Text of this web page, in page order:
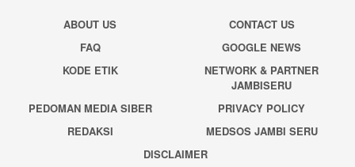
ABOUT US
CONTACT US
FAQ
GOOGLE NEWS
KODE ETIK
NETWORK & PARTNER
JAMBISERU
PEDOMAN MEDIA SIBER
PRIVACY POLICY
REDAKSI
MEDSOS JAMBI SERU
DISCLAIMER